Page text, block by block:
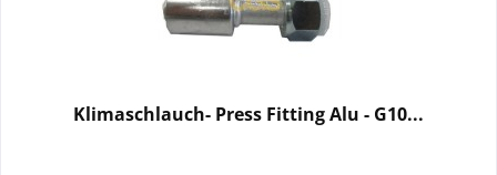
Klimaschlauch- Press Fitting Alu - G10...